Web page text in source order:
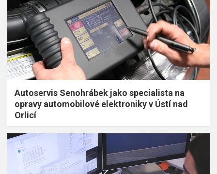
Autoservis Senohrábek jako specialista na
opravy automobilové elektroniky v Ústí nad
Orlicí